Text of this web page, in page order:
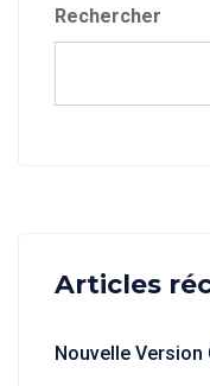
Rechercher
Articles
Nouvelle Version